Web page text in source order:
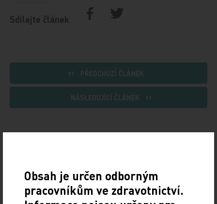
Sdílejte článek
PŘEDCHOZÍ ČLÁNEK
NÁSLEDUJÍCÍ ČLÁNEK
ČLÁNKY VE STEJNÉM ČÍSLE
Obsah je určen odborným
pracovníkům ve zdravotnictví.